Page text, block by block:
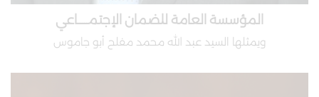
المؤسسة العامة للضمان الإجتمـــــاعي
ويمثلها السيد عبد الله محمد مفلح أبو جاموس